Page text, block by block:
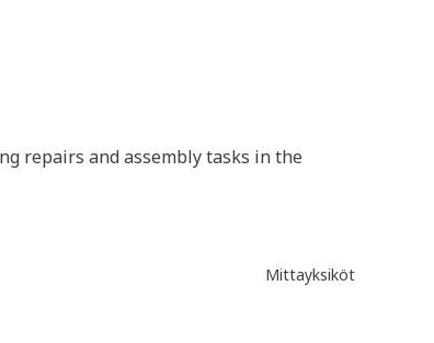
repairs and assembly tasks in the
Mittayksiköt